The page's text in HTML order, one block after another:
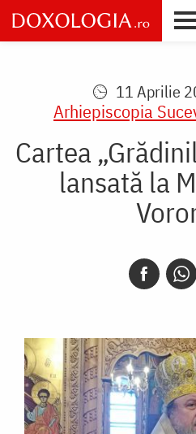
Skip
to
main
11 Aprilie
Arhiepiscopia
Cartea
lansată la